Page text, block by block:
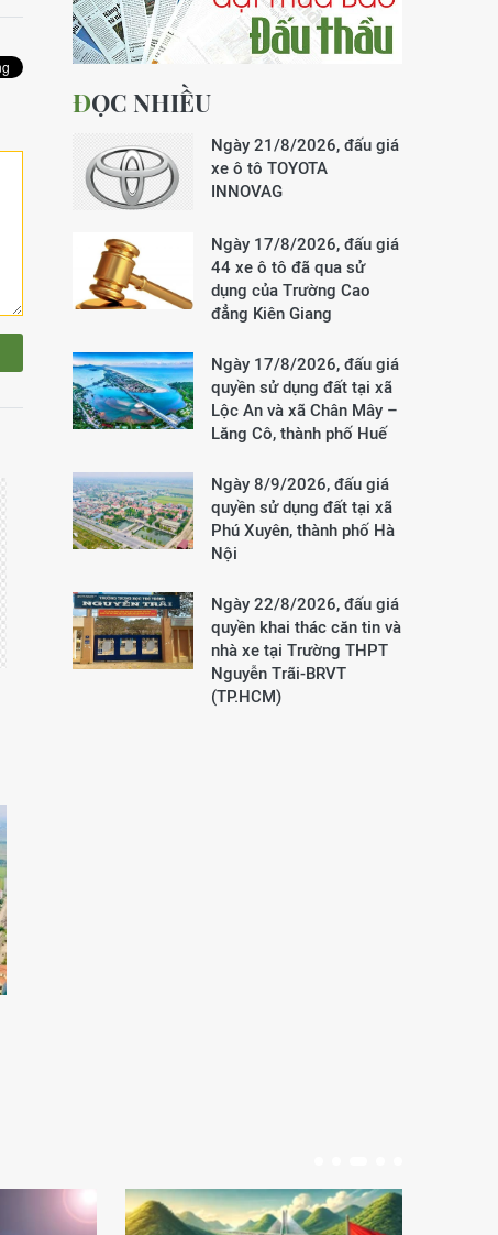
ĐỌC NHIỀU
Ngày 21/8/2026, đấu giá
xe ô tô TOYOTA
INNOVAG
Ngày 17/8/2026, đấu giá
44 xe ô tô đã qua sử
dụng của Trường Cao
đẳng Kiên Giang
Ngày 17/8/2026, đấu giá
quyền sử dụng đất tại xã
Lộc An và xã Chân Mây –
Lăng Cô, thành phố Huế
Ngày 8/9/2026, đấu giá
quyền sử dụng đất tại xã
Phú Xuyên, thành phố Hà
Nội
Ngày 22/8/2026, đấu giá
quyền khai thác căn tin và
nhà xe tại Trường THPT
Nguyễn Trãi-BRVT
(TP.HCM)